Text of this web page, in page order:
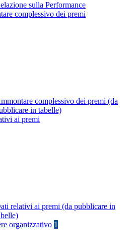
sulla Performance
complessivo dei premi
complessivo dei premi (da
in tabelle)
ai premi
relativi ai premi (da pubblicare in
organizzativo 1